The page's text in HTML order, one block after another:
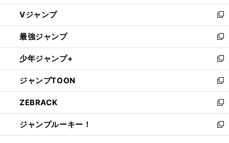
ウ
ィ
ン
ド
ウ
で
開
く
し
い
ウ
ィ
ン
ド
ウ
で
開
く
Vジャンプ
新
し
い
ウ
ィ
ン
ド
ウ
で
開
く
最強ジャンプ
新
し
い
ウ
ィ
ン
ド
ウ
で
開
少年ジャンプ+
新
し
い
ウ
ィ
ン
ド
ウ
ジャンプTOON
新
し
い
ウ
ィ
ン
ZEBRACK
新
し
い
ウ
ジャンプルーキー！
新
し